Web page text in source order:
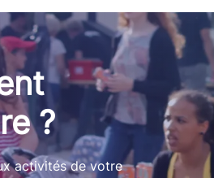
?
activités de votre